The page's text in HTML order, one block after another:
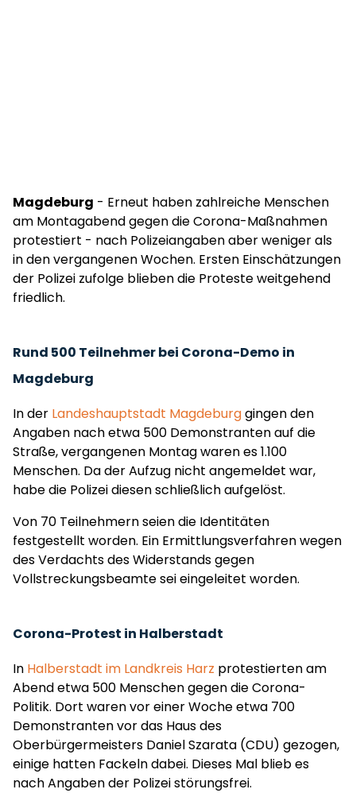
Magdeburg - Erneut haben zahlreiche Menschen
am Montagabend gegen die Corona-Maßnahmen
protestiert - nach Polizeiangaben aber weniger als
in den vergangenen Wochen. Ersten Einschätzungen
der Polizei zufolge blieben die Proteste weitgehend
friedlich.
Rund 500 Teilnehmer bei Corona-Demo in
Magdeburg
In der Landeshauptstadt Magdeburggingen den
Angaben nach etwa 500 Demonstranten auf die
Straße, vergangenen Montag waren es 1.100
Menschen. Da der Aufzug nicht angemeldet war,
habe die Polizei diesen schließlich aufgelöst.
Von 70 Teilnehmern seien die Identitäten
festgestellt worden. Ein Ermittlungsverfahren wegen
des Verdachts des Widerstands gegen
Vollstreckungsbeamte sei eingeleitet worden.
Corona-Protest in Halberstadt
In Halberstadt im Landkreis Harz protestierten am
Abend etwa 500 Menschen gegen die Corona-
Politik. Dort waren vor einer Woche etwa 700
Demonstranten vor das Haus des
Oberbürgermeisters Daniel Szarata (CDU) gezogen,
einige hatten Fackeln dabei. Dieses Mal blieb es
nach Angaben der Polizei störungsfrei.